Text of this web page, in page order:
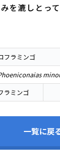
を漉しとっ
フラミンゴ
ラミンゴ
一覧に戻